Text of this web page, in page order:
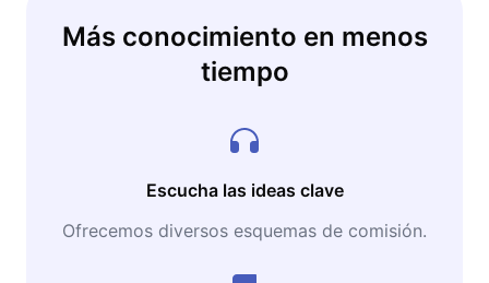
Más conocimiento en menos
tiempo
Escucha las ideas clave
Ofrecemos diversos esquemas de comisión.